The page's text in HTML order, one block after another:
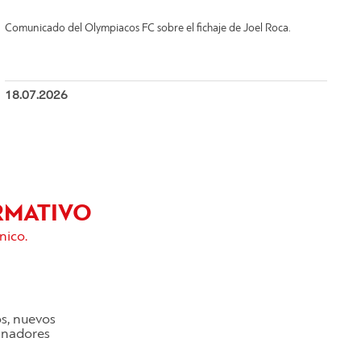
Comunicado del Olympiacos FC sobre el fichaje de Joel Roca.
18.07.2026
nuevos